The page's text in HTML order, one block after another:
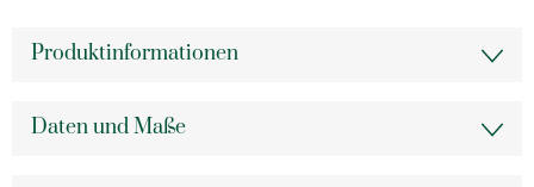
Produktinformationen
Daten und Maße